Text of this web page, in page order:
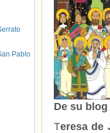
De su blog
Teresa de
Pablo